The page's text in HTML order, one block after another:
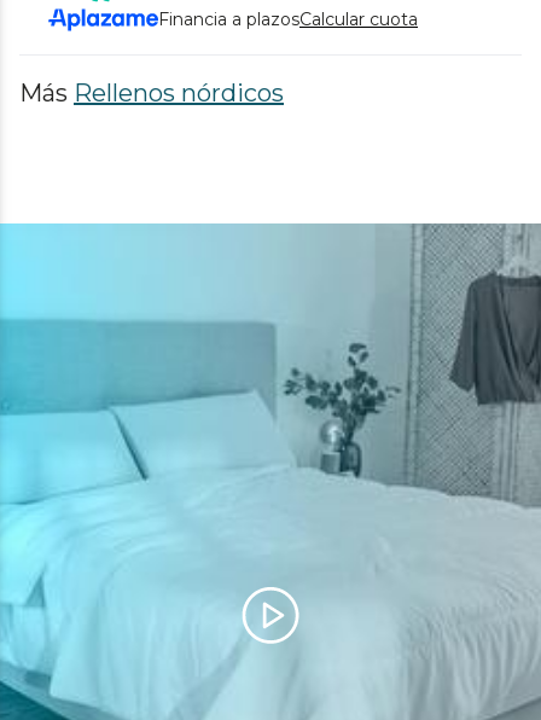
Financia a plazosCalcular cuota
Más Rellenos nórdicos